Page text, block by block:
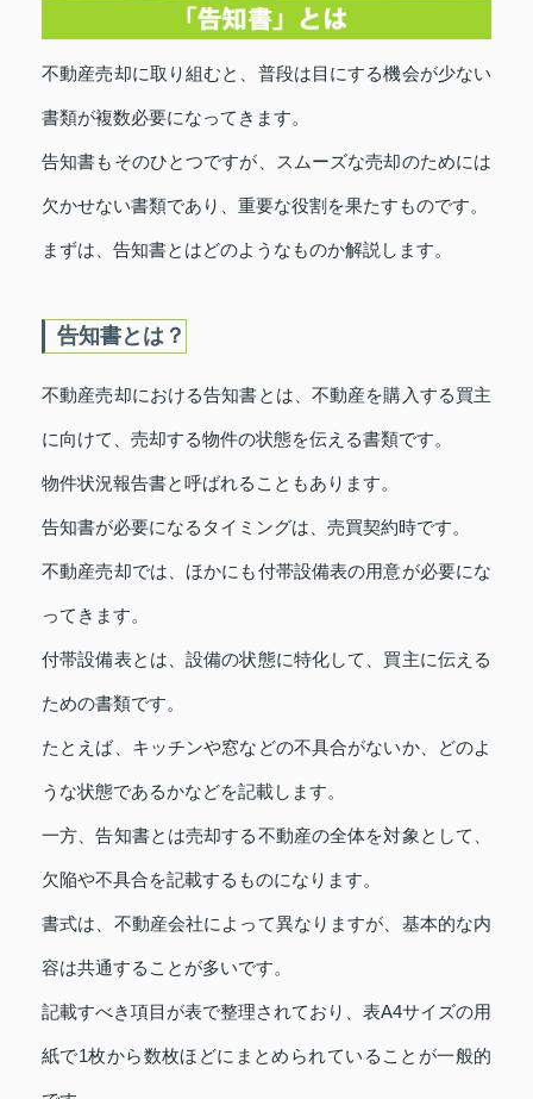
不動産売却に取り組むと、普段は目にする機会が少ない
書類が複数必要になってきます。
告知書もそのひとつですが、スムーズな売却のためには
欠かせない書類であり、重要な役割を果たすものです。
まずは、告知書とはどのようなものか解説します。
告知書とは？
不動産売却における告知書とは、不動産を購入する買主
に向けて、売却する物件の状態を伝える書類です。
物件状況報告書と呼ばれることもあります。
告知書が必要になるタイミングは、売買契約時です。
不動産売却では、ほかにも付帯設備表の用意が必要にな
ってきます。
付帯設備表とは、設備の状態に特化して、買主に伝える
ための書類です。
たとえば、キッチンや窓などの不具合がないか、どのよ
うな状態であるかなどを記載します。
一方、告知書とは売却する不動産の全体を対象として、
欠陥や不具合を記載するものになります。
書式は、不動産会社によって異なりますが、基本的な内
容は共通することが多いです。
記載すべき項目が表で整理されており、表A4サイズの用
紙で1枚から数枚ほどにまとめられていることが一般的